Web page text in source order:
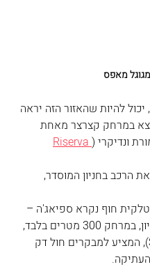
מגוגל מאפס
להיות שהאזור הזה יראה
במרחק קצרצר מאחת
ונדיקרי (Riserva
הרכב בחניון המוסדר,
חוף נקרא ספיאג'ה –
spiaggia): החוף הקרוב ביותר לחניון, במרחק 300 מטרים בלבד,
הוא חוף אלורו (Spiaggia di Eloro), המציע למבקרים חול דק
העתיקה.